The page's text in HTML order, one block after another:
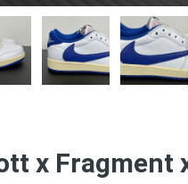
x Fragment